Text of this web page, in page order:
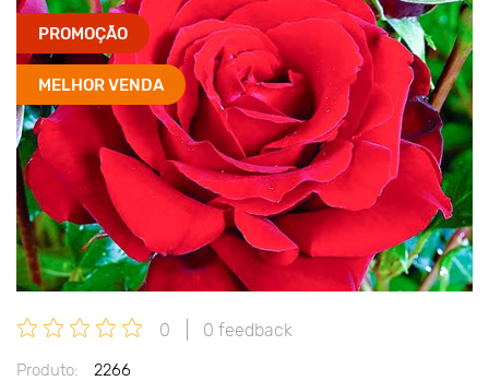
PROMOÇÃO
MELHOR VENDA
0 0 feedback
Produto:
2266